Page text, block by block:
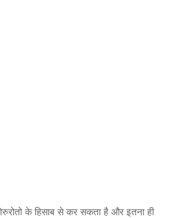
के हिसाब से कर सकता है और इतना ही